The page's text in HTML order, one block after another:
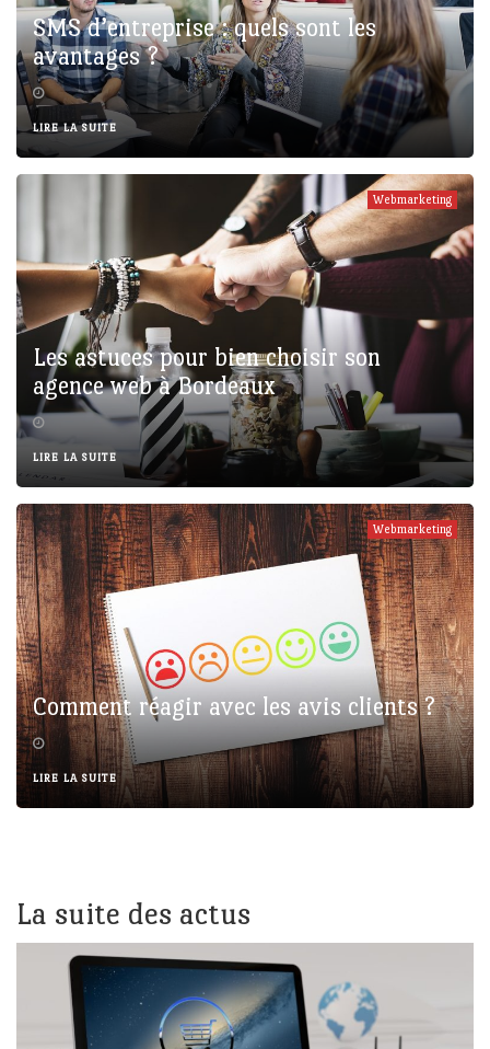
SMS d’entreprise : quels sont les
avantages ?
LIRE LA SUITE
Webmarketing
Les astuces pour bien choisir son
agence web à Bordeaux
LIRE LA SUITE
Webmarketing
Comment réagir avec les avis clients ?
LIRE LA SUITE
La suite des actus